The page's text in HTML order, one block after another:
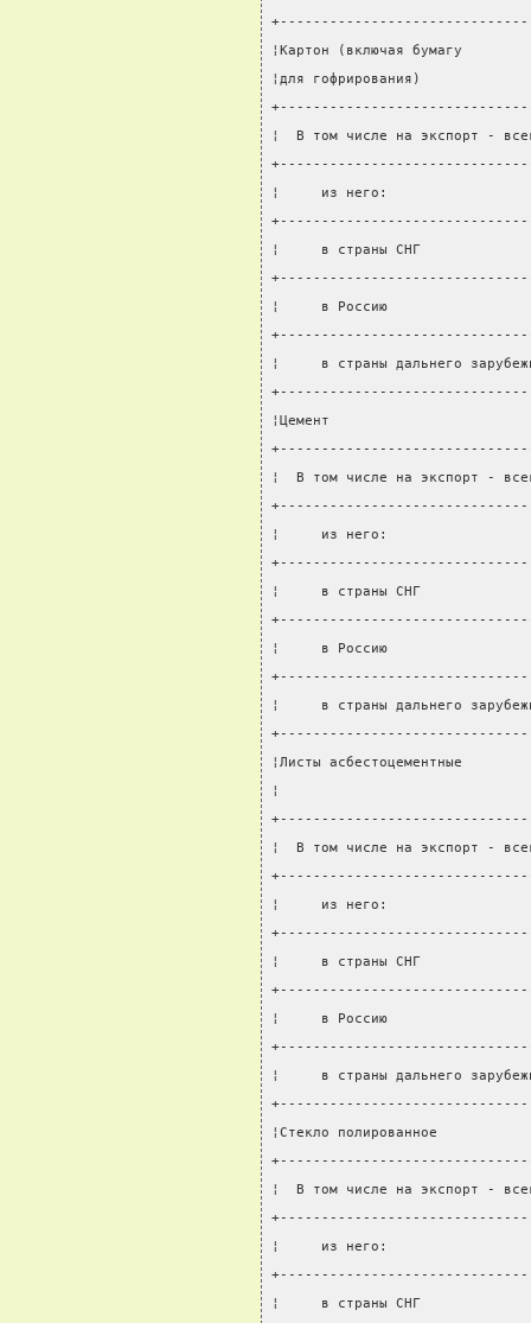
¦Картон (включая бумагу
¦для гофрирования)
¦  В том числе на экспорт
¦     из него:
¦     в страны СНГ
¦     в Россию
¦     в страны дальнего
¦Цемент
¦  В том числе на экспорт
¦     из него:
¦     в страны СНГ
¦     в Россию
¦     в страны дальнего
¦Листы асбестоцементные
¦
¦  В том числе на экспорт
¦     из него:
¦     в страны СНГ
¦     в Россию
¦     в страны дальнего
¦Стекло полированное
¦  В том числе на экспорт
¦     из него:
¦     в страны СНГ